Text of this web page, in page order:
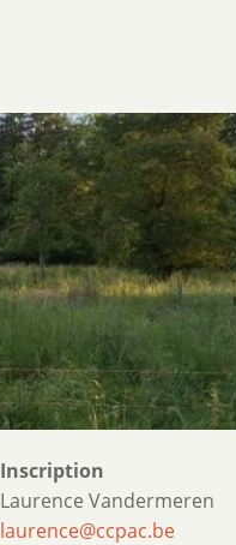
Inscription
Laurence Vandermeren
laurence@ccpac.be